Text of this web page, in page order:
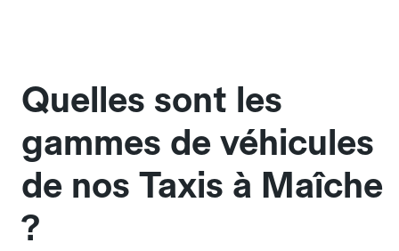
Quelles sont les
gammes de véhicules
de nos Taxis à Maîche
?